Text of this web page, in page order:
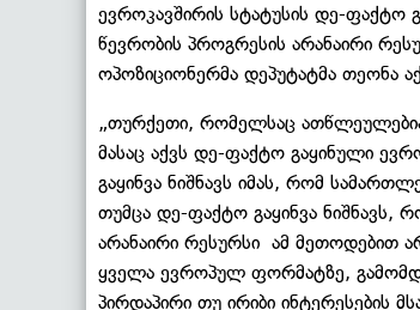
ევროკავშირის სტატუსის დე-ფაქტო
წევრობის პროგრესის არანაირი
ოპოზიციონერმა დეპუტატმა თეონა
„თურქეთი, რომელსაც ათწლეულებია
მასაც აქვს დე-ფაქტო გაყინული
გაყინვა ნიშნავს იმას, რომ
თუმცა დე-ფაქტო გაყინვა ნიშნავს,
არანაირი რესურსი ამ მეთოდებით
ყველა ევროპულ ფორმატზე,
პირდაპირი თუ ირიბი ინტერესების